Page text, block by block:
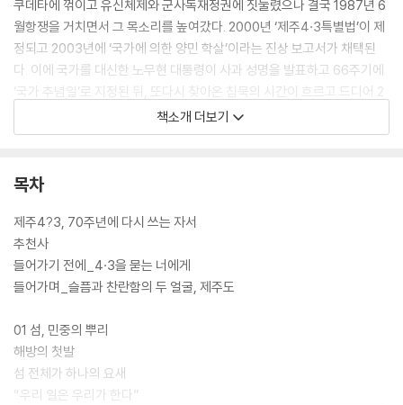
쿠데타에 꺾이고 유신체제와 군사독재정권에 짓눌렸으나 결국 1987년 6
월항쟁을 거치면서 그 목소리를 높여갔다. 2000년 ‘제주4·3특별법’이 제
정되고 2003년에 ‘국가에 의한 양민 학살’이라는 진상 보고서가 채택된
다. 이에 국가를 대신한 노무현 대통령이 사과 성명을 발표하고 66주기에
‘국가 추념일’로 지정된 뒤, 또다시 찾아온 침묵의 시간이 흐르고 드디어 2
018년 70주년을 맞으면서 다시금 통곡할 자유와 역사의 한 줄을 나아가
기 위한 준비를 마쳤다. 70주년을 맞아 제주4?3연구소 소장이자 시인인
축적으로 담겨 있다.
“지금 섬의 가슴은 온통 붉은 동백입니다.
눈폭풍을 뚫고 나온 통곡 없는 통꽃, 통붉음이라
그해 겨울에서 봄까지 눈물 한 점, 곡소리 한 톨마저
죄였던 섬사람들의 운명을 대신합니다.
더 이상 피어날 수 없었던 어린 눈동자를 대신해
살아있는 눈동자들이 봅니다.
인간의 눈으로 보아선 안 될 장면을 보았던 산 자들이
속눈물을 삼키며 또 한 번의 겨울을 보내고 봄을 봅니다.
책소개 더보기
목차
제주4?3, 70주년에 다시 쓰는 자서
추천사
들어가기 전에_4·3을 묻는 너에게
들어가며_슬픔과 찬란함의 두 얼굴, 제주도
01 섬, 민중의 뿌리
해방의 첫발
섬 전체가 하나의 요새
“우리 일은 우리가 한다”